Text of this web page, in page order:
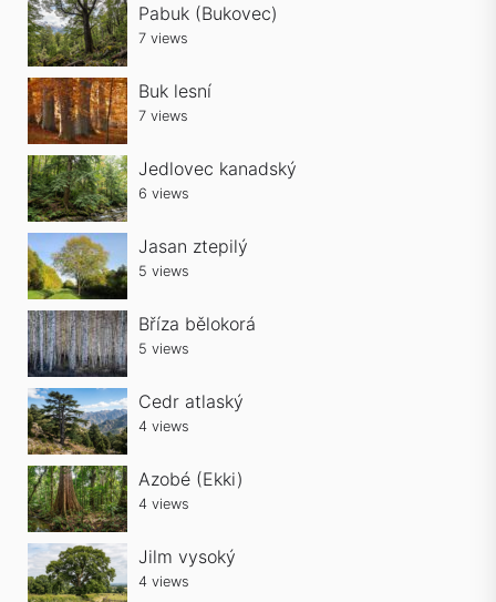
Pabuk (Bukovec)
7 views
Buk lesní
7 views
Jedlovec kanadský
6 views
Jasan ztepilý
5 views
Bříza bělokorá
5 views
Cedr atlaský
4 views
Azobé (Ekki)
4 views
Jilm vysoký
4 views